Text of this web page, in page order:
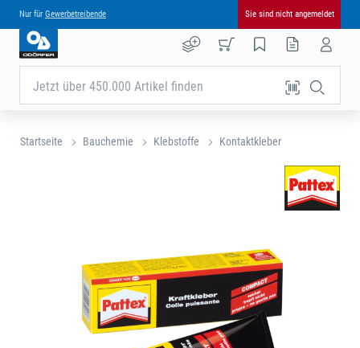
Nur für Gewerbetreibende Sie sind nicht angemeldet
Jetzt über 450.000 Artikel finden
Startseite Bauchemie Klebstoffe Kontaktkleber